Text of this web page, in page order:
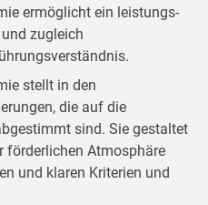
ermöglicht ein leistungs-
zugleich
stellt in den
die auf die
sind. Sie gestaltet
förderlichen Atmosphäre
und klaren Kriterien und